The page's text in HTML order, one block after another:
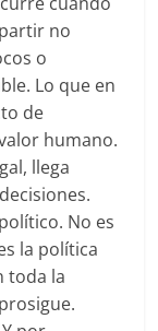
no
o
Lo que en
de
humano.
llega
No es
la política
toda la